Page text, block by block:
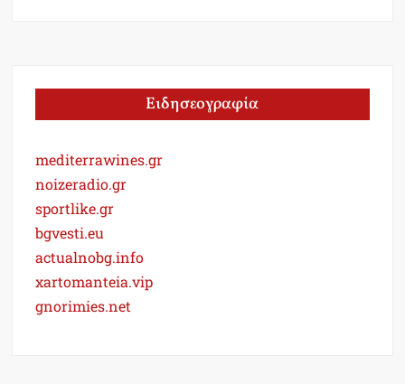
Ειδησεογραφία
mediterrawines.gr
noizeradio.gr
sportlike.gr
bgvesti.eu
actualnobg.info
xartomanteia.vip
gnorimies.net